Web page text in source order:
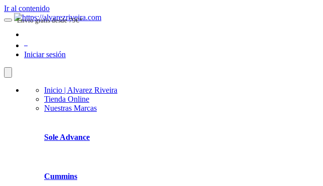
Ir al contenido
Iniciar sesión
Inicio | Alvarez Riveira
Tienda Online
Nuestras Marcas
Sole Advance
Cummins
Envio gratis desde 79€*